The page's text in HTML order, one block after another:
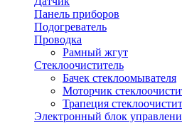
Панель приборов
Подогреватель
Проводка
Рамный жгут
Стеклоочиститель
Бачек стеклоомывателя
Моторчик
Трапеция
Электронный блок